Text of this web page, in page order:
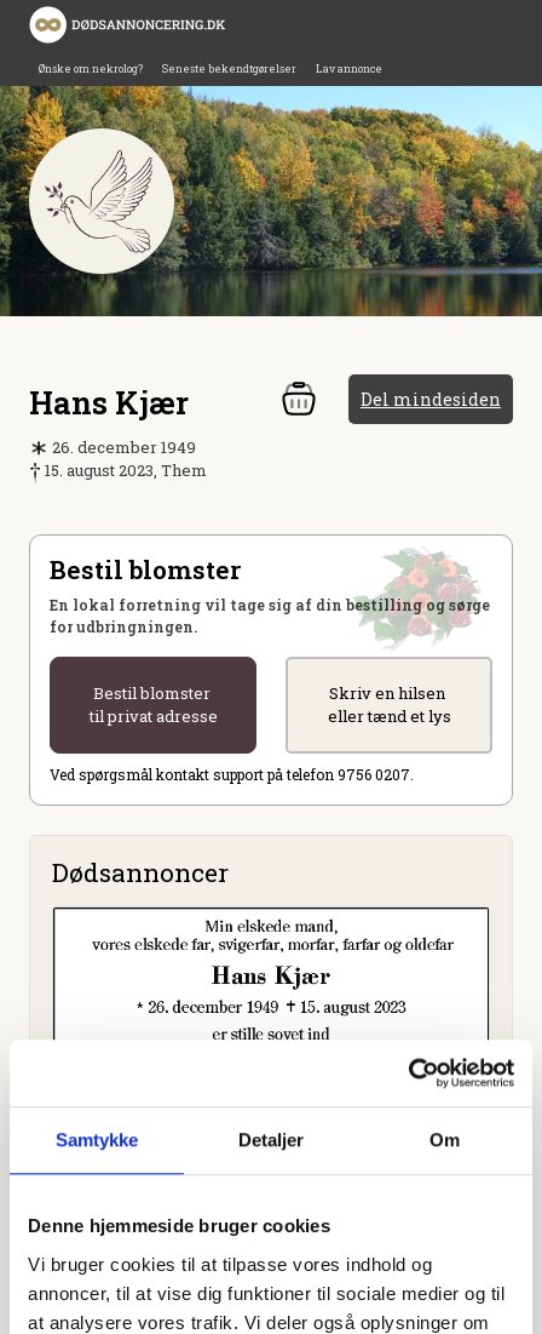
Samtykke Detaljer Om
Denne hjemmeside bruger cookies
Vi bruger cookies til at tilpasse vores indhold og
annoncer, til at vise dig funktioner til sociale medier og til
at analysere vores trafik. Vi deler også oplysninger om
Ønske om nekrolog? Seneste bekendtgørelser Lav annonce
Hans Kjær Del mindesiden
26. december 1949
15. august 2023, Them
Bestil blomster
En lokal forretning vil tage sig af din bestilling og sørge
for udbringningen.
Bestil blomster
til privat adresse
Skriv en hilsen
eller tænd et lys
Ved spørgsmål kontakt support på telefon 9756 0207.
Dødsannoncer
Offentligtgjort i Den Lokale Avis (Them) - ophørt 1.9.24 d.
23. august 2023